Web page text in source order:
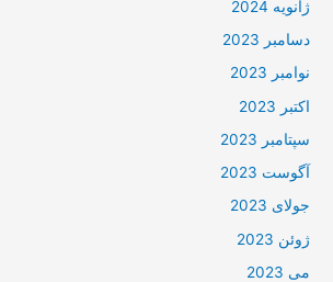
ژانویه 2024
دسامبر 2023
نوامبر 2023
اکتبر 2023
سپتامبر 2023
آگوست 2023
جولای 2023
ژوئن 2023
می 2023